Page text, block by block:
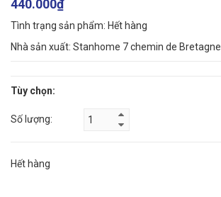
440.000₫
Tình trạng sản phẩm: Hết hàng
Nhà sản xuất: Stanhome 7 chemin de Bretagne
Tùy chọn:
Số lượng:
Hết hàng